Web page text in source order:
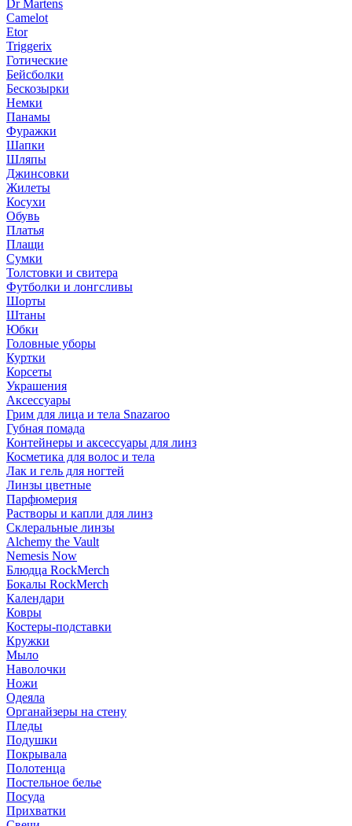
Dr Martens
Camelot
Etor
Triggerix
Готические
Бейсболки
Бескозырки
Немки
Панамы
Фуражки
Шапки
Шляпы
Джинсовки
Жилеты
Косухи
Обувь
Платья
Плащи
Сумки
Толстовки и свитера
Футболки и лонгсливы
Шорты
Штаны
Юбки
Головные уборы
Куртки
Корсеты
Украшения
Аксессуары
Грим для лица и тела Snazaroo
Губная помада
Контейнеры и аксессуары для линз
Косметика для волос и тела
Лак и гель для ногтей
Линзы цветные
Парфюмерия
Растворы и капли для линз
Склеральные линзы
Alchemy the Vault
Nemesis Now
Блюдца RockMerch
Бокалы RockMerch
Календари
Ковры
Костеры-подставки
Кружки
Мыло
Наволочки
Ножи
Одеяла
Органайзеры на стену
Пледы
Подушки
Покрывала
Полотенца
Постельное белье
Посуда
Прихватки